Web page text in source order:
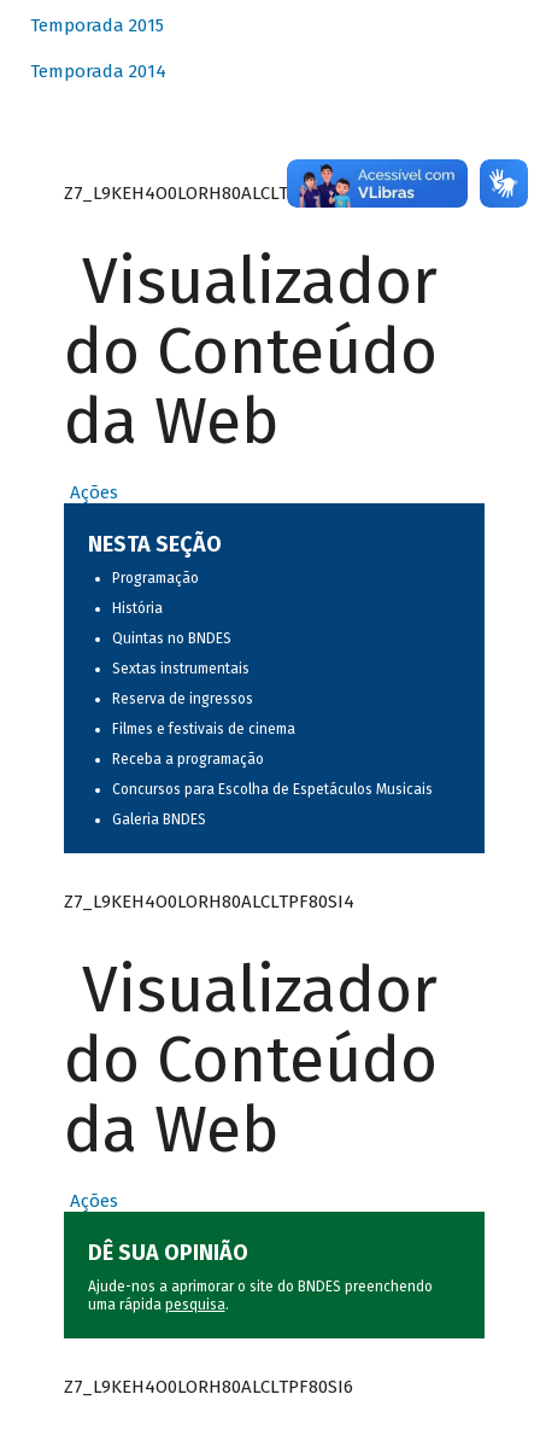
Temporada 2015
Temporada 2014
Z7_L9KEH4O0LORH80ALCLTPF80S27
Visualizador
do Conteúdo
da Web
Ações
NESTA SEÇÃO
Programação
História
Quintas no BNDES
Sextas instrumentais
Reserva de ingressos
Filmes e festivais de cinema
Receba a programação
Concursos para Escolha de Espetáculos Musicais
Galeria BNDES
Z7_L9KEH4O0LORH80ALCLTPF80SI4
Visualizador
do Conteúdo
da Web
Ações
DÊ SUA OPINIÃO
Ajude-nos a aprimorar o site do BNDES preenchendo
uma rápida pesquisa.
Z7_L9KEH4O0LORH80ALCLTPF80SI6